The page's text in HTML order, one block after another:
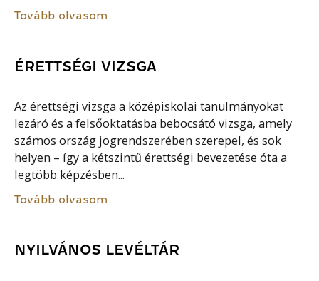
Tovább olvasom
ÉRETTSÉGI VIZSGA
Az érettségi vizsga a középiskolai tanulmányokat
lezáró és a felsőoktatásba bebocsátó vizsga, amely
számos ország jogrendszerében szerepel, és sok
helyen – így a kétszintű érettségi bevezetése óta a
legtöbb képzésben...
Tovább olvasom
NYILVÁNOS LEVÉLTÁR